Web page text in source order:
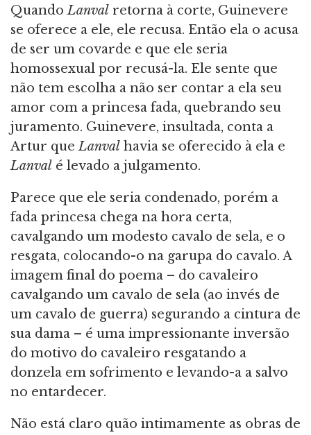
QuandoLanval retorna à corte, Guinevere
se oferece a ele, ele recusa. Então ela o acusa
de ser um covarde e que ele seria
homossexual por recusá-la. Ele sente que
não tem escolha a não ser contar a ela seu
amor com a princesa fada, quebrando seu
juramento. Guinevere, insultada, conta a
Artur queLanval havia se oferecido à ela e
Lanval é levado a julgamento.
Parece que ele seria condenado, porém a
fada princesa chega na hora certa,
cavalgando um modesto cavalo de sela, e o
resgata, colocando-o na garupa do cavalo. A
imagem final do poema – do cavaleiro
cavalgando um cavalo de sela (ao invés de
um cavalo de guerra) segurando a cintura de
sua dama – é uma impressionante inversão
do motivo do cavaleiro resgatando a
donzela em sofrimento e levando-a a salvo
no entardecer.
Não está claro quão intimamente as obras de